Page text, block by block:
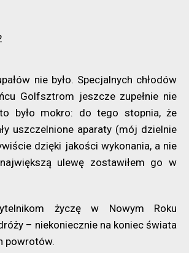
nie było. Specjalnych chłodów
Golfsztrom jeszcze zupełnie nie
było mokro: do tego stopnia, że
uszczelnione aparaty (mój dzielnie
dzięki jakości wykonania, a nie
ulewę zostawiłem go w
życzę w Nowym Roku
– niekoniecznie na koniec świata
powrotów.